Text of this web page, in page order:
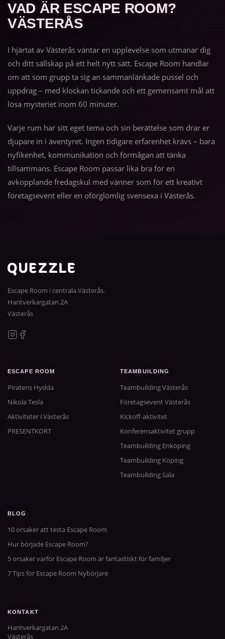
VAD ÄR ESCAPE ROOM?
VÄSTERÅS
I hjärtat av Västerås väntar en upplevelse som utmanar dig
och ditt sällskap på ett helt nytt sätt. Escape Room handlar
om att som grupp ta sig an sammanlänkade pussel och
uppdrag – med klockan tickande och ett gemensamt mål att
lösa mysteriet inom 60 minuter.
Varje rum har sitt eget tema och sin berättelse som drar er
djupare in i äventyret. Ingen tidigare erfarenhet krävs – bara
nyfikenhet, kommunikation och förmågan att tänka
tillsammans. Escape Room passar lika bra för en
avkopplande fredagskul med vänner som för ett kreativt
företagsevent eller en oförglömlig svensexa i Västerås.
Escape Room i centrala Västerås.
Hantverkargatan 2A
Västerås
ESCAPE ROOM
Piratens Hydda
Nikola Tesla
Aktiviteter i Västerås
PRESENTKORT
TEAMBUILDING
Teambuilding Västerås
Företagsevent Västerås
Kickoff-aktivitet
Konferensaktivitet grupp
Teambuilding Enköping
Teambuilding Köping
Teambuilding Sala
BLOG
10 orsaker att testa Escape Room
Hur började Escape Room?
5 orsaker varför Escape Room är fantastiskt för familjer
7 Tips för Escape Room Nybörjare
KONTAKT
Hantverkargatan 2A
Västerås